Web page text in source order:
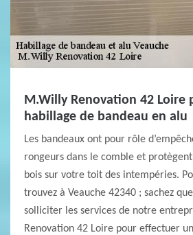
M.Willy Renovation 42 Loire
habillage de bandeau en alu
Les bandeaux ont pour rôle
rongeurs dans le comble et
bois sur votre toit des intempéries.
trouvez à Veauche 42340 ; sachez
solliciter les services de notre
Renovation 42 Loire pour effectuer